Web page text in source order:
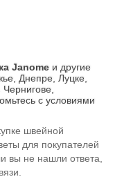
Janome и другие
Днепре, Луцке,
с условиями
швейной
для покупателей
вы не нашли ответа,